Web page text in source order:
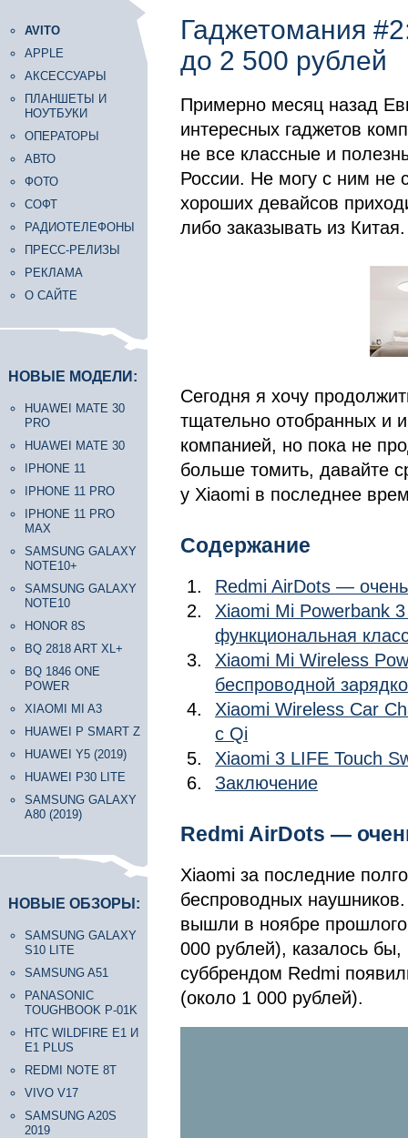
AVITO
APPLE
АКСЕССУАРЫ
ПЛАНШЕТЫ И
НОУТБУКИ
ОПЕРАТОРЫ
АВТО
ФОТО
СОФТ
РАДИОТЕЛЕФОНЫ
ПРЕСС-РЕЛИЗЫ
РЕКЛАМА
О САЙТЕ
НОВЫЕ МОДЕЛИ:
HUAWEI MATE 30
PRO
HUAWEI MATE 30
IPHONE 11
IPHONE 11 PRO
IPHONE 11 PRO
MAX
SAMSUNG GALAXY
NOTE10+
SAMSUNG GALAXY
NOTE10
HONOR 8S
BQ 2818 ART XL+
BQ 1846 ONE
POWER
XIAOMI MI A3
HUAWEI P SMART Z
HUAWEI Y5 (2019)
HUAWEI P30 LITE
SAMSUNG GALAXY
A80 (2019)
НОВЫЕ ОБЗОРЫ:
SAMSUNG GALAXY
S10 LITE
SAMSUNG A51
PANASONIC
TOUGHBOOK P-01K
HTC WILDFIRE E1 И
E1 PLUS
REDMI NOTE 8T
VIVO V17
SAMSUNG A20S
2019
Гаджетомания
до 2 500 рублей
Примерно месяц назад
интересных гаджетов
не все классные и
России. Не могу с ним не
хороших девайсов
либо заказывать из
Сегодня я хочу
тщательно отобранных и
компанией, но пока не
больше томить, давайте
у Xiaomi в последнее
Содержание
Redmi AirDots —
Xiaomi Mi Powerbank
функциональная
Xiaomi Mi Wireless
беспроводной
Xiaomi Wireless Car
с Qi
Xiaomi 3 LIFE Touch
Заключение
Redmi AirDots —
Xiaomi за последние
беспроводных
вышли в ноябре
000 рублей), казалось
суббрендом Redmi
(около 1 000 рублей).